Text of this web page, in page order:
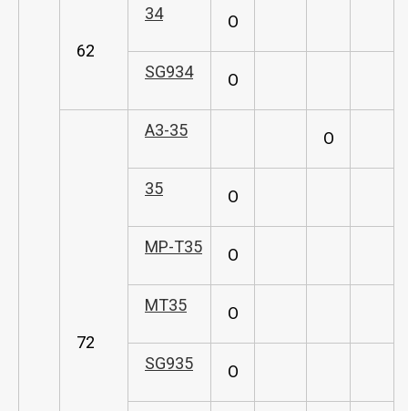
62
34 O
SG934 O
72
A3-35 O
35 O
MP-T35 O
MT35 O
SG935 O